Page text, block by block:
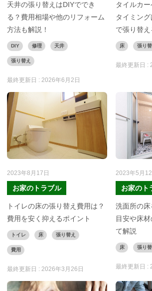
天井の張り替えはDIYででき
る？費用相場や他のリフォーム
方法も解説！
DIY 修理 天井
張り替え
最終更新日 : 2026年6月2日
タイルカ
タイミン
で張り替
床 張り替
最終更新日 :
2023年8月17日
お家のトラブル
トイレの床の張り替え費用は？
費用を安く抑えるポイント
トイレ 床 張り替え
費用
最終更新日 : 2026年3月26日
2023年5月12
お家のト
洗面所の
目安や床
て解説
床 張り替
最終更新日 :